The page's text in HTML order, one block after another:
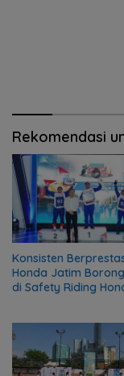
Rekomendasi
Konsisten
Honda Jatim
di Safety Riding